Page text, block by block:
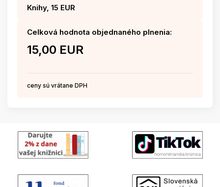
Knihy, 15 EUR
Celková hodnota objednaného plnenia:
15,00 EUR
ceny sú vrátane DPH